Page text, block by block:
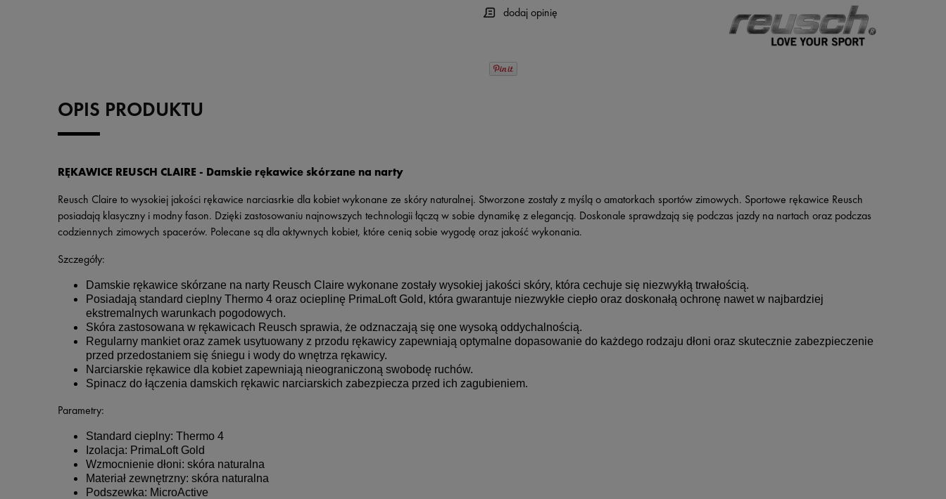
dodaj opinię
OPIS PRODUKTU
RĘKAWICE REUSCH CLAIRE - Damskie rękawice skórzane na narty
Reusch Claire to wysokiej jakości rękawice narciasrkie dla kobiet wykonane ze skóry naturalnej. Stworzone zostały z myślą o amatorkach sportów zimowych. Sportowe rękawice Reusch
posiadają klasyczny i modny fason. Dzięki zastosowaniu najnowszych technologii łączą w sobie dynamikę z elegancją. Doskonale sprawdzają się podczas jazdy na nartach oraz podczas
codziennych zimowych spacerów. Polecane są dla aktywnych kobiet, które cenią sobie wygodę oraz jakość wykonania.
Szczegóły:
Damskie rękawice skórzane na narty Reusch Claire wykonane zostały wysokiej jakości skóry, która cechuje się niezwykłą trwałością.
Posiadają standard cieplny Thermo 4 oraz ocieplinę PrimaLoft Gold, która gwarantuje niezwykłe ciepło oraz doskonałą ochronę nawet w najbardziej
ekstremalnych warunkach pogodowych.
Skóra zastosowana w rękawicach Reusch sprawia, że odznaczają się one wysoką oddychalnością.
Regularny mankiet oraz zamek usytuowany z przodu rękawicy zapewniają optymalne dopasowanie do każdego rodzaju dłoni oraz skutecznie zabezpieczenie
przed przedostaniem się śniegu i wody do wnętrza rękawicy.
Narciarskie rękawice dla kobiet zapewniają nieograniczoną swobodę ruchów.
Spinacz do łączenia damskich rękawic narciarskich zabezpiecza przed ich zagubieniem.
Parametry:
Standard cieplny: Thermo 4
Izolacja: PrimaLoft Gold
Wzmocnienie dłoni: skóra naturalna
Materiał zewnętrzny: skóra naturalna
Podszewka: MicroActive